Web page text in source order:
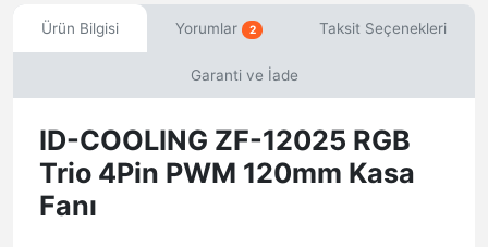
Ürün Bilgisi Yorumlar 2 Taksit Seçenekleri
Garanti ve İade
ID-COOLING ZF-12025 RGB
Trio 4Pin PWM 120mm Kasa
Fanı